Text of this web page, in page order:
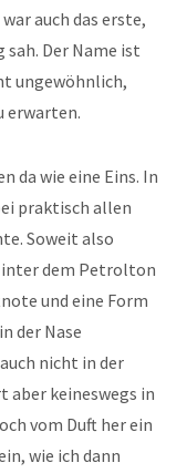
auch das erste,
Der Name ist
ungewöhnlich,
erwarten.
da wie eine Eins. In
praktisch allen
Soweit also
dem Petrolton
und eine Form
der Nase
nicht in der
aber keineswegs in
vom Duft her ein
wie ich dann